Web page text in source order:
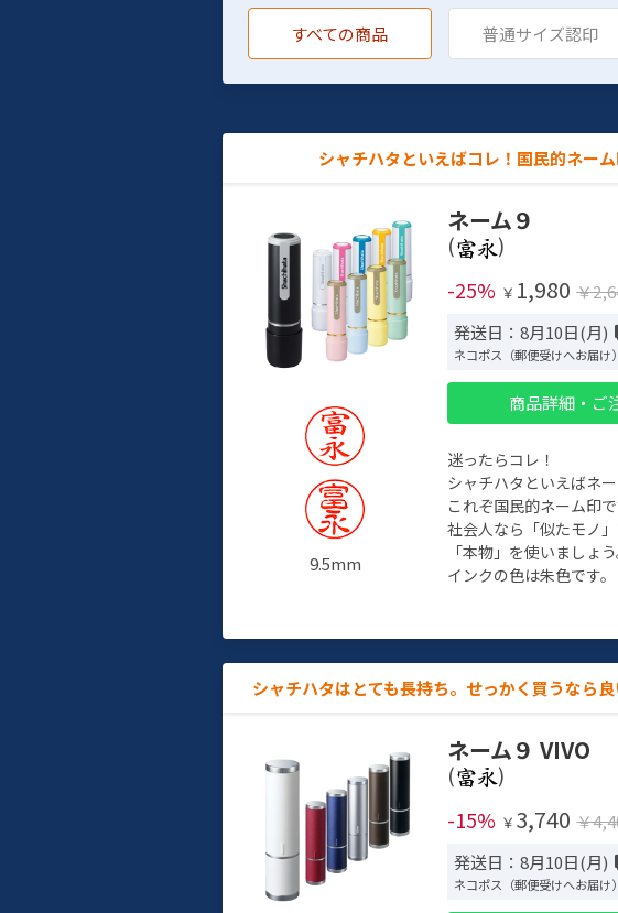
すべての商品 普通サイズ認印
シャチハタといえばコレ！国民的ネー
9.5mm
ネーム９
(
)
-25% ￥ 1,980 ￥
発送日：8月10日(月)
ネコポス（郵便受けへお届け）
商品詳細・ご
迷ったらコレ！
シャチハタといえばネー
これぞ国民的ネーム印で
社会人なら「似たモノ
「本物」を使いましょう
インクの色は朱色です。
シャチハタはとても長持ち。せっかく買うなら良
ネーム９ VIVO
(
)
-15% ￥ 3,740 ￥
発送日：8月10日(月)
ネコポス（郵便受けへお届け）